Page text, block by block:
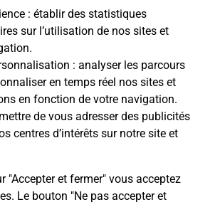
: établir des statistiques
sur l’utilisation de nos sites et
: analyser les parcours
en temps réel nos sites et
en fonction de votre navigation.
de vous adresser des publicités
centres d’intérêts sur notre site et
"Accepter et fermer" vous acceptez
Le bouton "Ne pas accepter et
EXPRESS
lundi à 07h00
un nouvel onglet